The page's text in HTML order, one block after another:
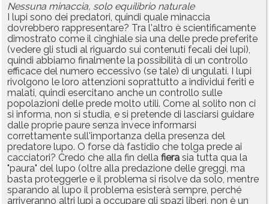
Nessuna minaccia, solo equilibrio naturale
I lupi sono dei predatori, quindi quale minaccia
dovrebbero rappresentare? Tra l'altro è scientificamente
dimostrato come il cinghiale sia una delle prede preferite
(vedere gli studi al riguardo sui contenuti fecali dei lupi),
quindi abbiamo finalmente la possibilità di un controllo
efficace del numero eccessivo (se tale) di ungulati. I lupi
rivolgono le loro attenzioni soprattutto a individui feriti e
malati, quindi esercitano anche un controllo sulle
popolazioni delle prede molto utili. Come al solito non ci
si informa, non si studia, e si pretende di lasciarsi guidare
dalle proprie paure senza invece informarsi
correttamente sull'importanza della presenza del
predatore lupo. O forse dà fastidio che tolga prede ai
cacciatori? Credo che alla fin della fiera sia tutta qua la
"paura" del lupo (oltre alla predazione delle greggi, ma
basta proteggerle e il problema si risolve da solo, mentre
sparando al lupo il problema esisterà sempre, perché
arriveranno altri lupi a occupare gli spazi liberi, non è un